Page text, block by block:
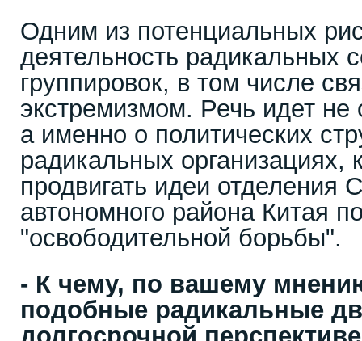
Одним из потенциальных
деятельность радикальных
группировок, в том числе
экстремизмом. Речь идет не
а именно о политических
радикальных организациях,
продвигать идеи отделения
автономного района Китая
"освободительной борьбы".
- К чему, по вашему
подобные радикальные